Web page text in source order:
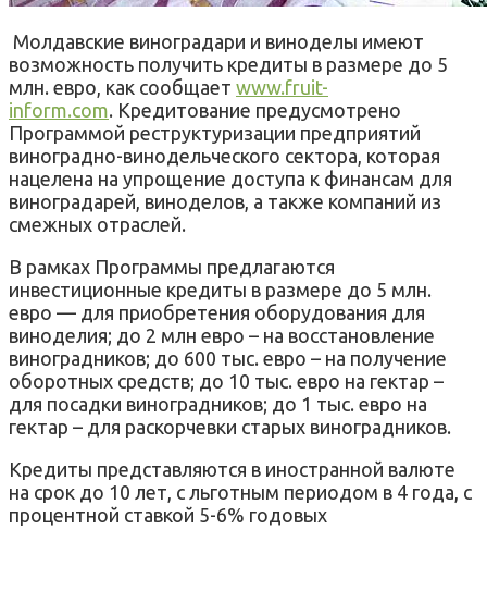
Молдавские виноградари и виноделы имеют
возможность получить кредиты в размере до 5
млн. евро, как сообщает www.fruit-
inform.com. Кредитование предусмотрено
Программой реструктуризации предприятий
виноградно-винодельческого сектора, которая
нацелена на упрощение доступа к финансам для
виноградарей, виноделов, а также компаний из
смежных отраслей.
В рамках Программы предлагаются
инвестиционные кредиты в размере до 5 млн.
евро — для приобретения оборудования для
виноделия; до 2 млн евро – на восстановление
виноградников; до 600 тыс. евро – на получение
оборотных средств; до 10 тыс. евро на гектар –
для посадки виноградников; до 1 тыс. евро на
гектар – для раскорчевки старых виноградников.
Кредиты представляются в иностранной валюте
на срок до 10 лет, с льготным периодом в 4 года, с
процентной ставкой 5-6% годовых